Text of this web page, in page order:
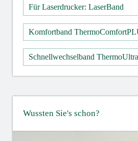
Für Laserdrucker: LaserBand
Komfortband
Schnellwechselband
Wussten Sie's schon?